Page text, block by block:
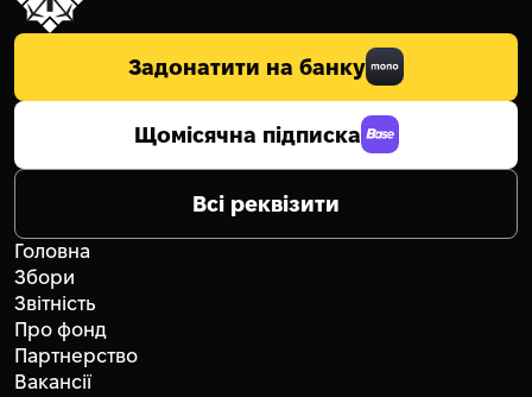
Задонатити на банку
Щомісячна підписка
Всі реквізити
Головна
Збори
Звітність
Про фонд
Партнерство
Вакансії